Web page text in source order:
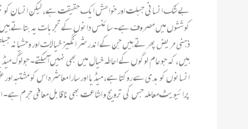
بے شک انسانی جبلت اور خواھش ایک حقیقت ہے، لیکن انسان کو نرا
کوششوں میں مصروف ہے۔ سائنس دانوں کے تجربات یہ بتاتے ہیں کہ
ذہنی مریض پھرتے ہیں جن کے اندر شر انگیز خیالات اور وحشیانہ
انسانوں کو بدی سے روکتا ہے، میڈیا اور سارا معاشرہ اس کو مشتبہ
پرائیویٹ معاملہ جس کی ترویج و اشاعت بھی ناقابل معافی جرم